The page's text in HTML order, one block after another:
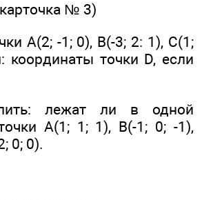
№ 3)
А(2; -1; 0), В(-3; 2: 1), С(1;
координаты точки D, если
лежат ли в одной
A(1; 1; 1), В(-1; 0; -1),
0; 0).